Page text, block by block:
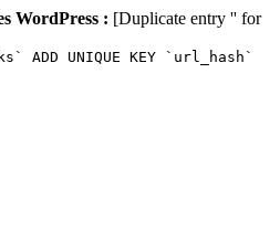
WordPress : [Duplicate entry '' for
ADD UNIQUE KEY `url_hash`